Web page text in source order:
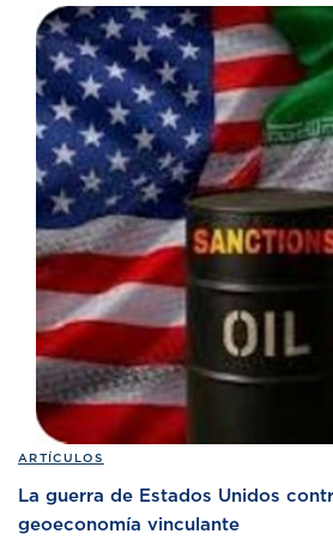
ARTÍCULOS
La guerra de Estados Unidos
geoeconomía vinculante